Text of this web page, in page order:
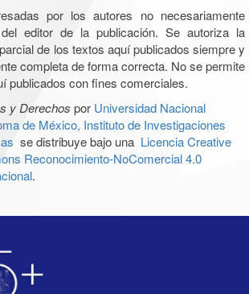
por los autores no necesariamente
editor de la publicación. Se autoriza la
de los textos aquí publicados siempre y
completa de forma correcta. No se permite
publicados con fines comerciales.
y Derechos por Universidad Nacional
de México, Instituto de Investigaciones
se distribuye bajo una Licencia Creative
Reconocimiento-NoComercial 4.0
.